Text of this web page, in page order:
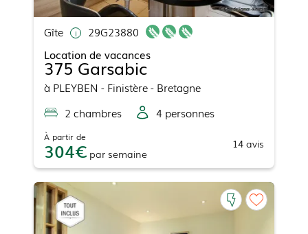
Gîte
29G23880
Location de vacances
375 Garsabic
à PLEYBEN - Finistère - Bretagne
2 chambres 4 personnes
À partir de
304 par semaine
14 avis